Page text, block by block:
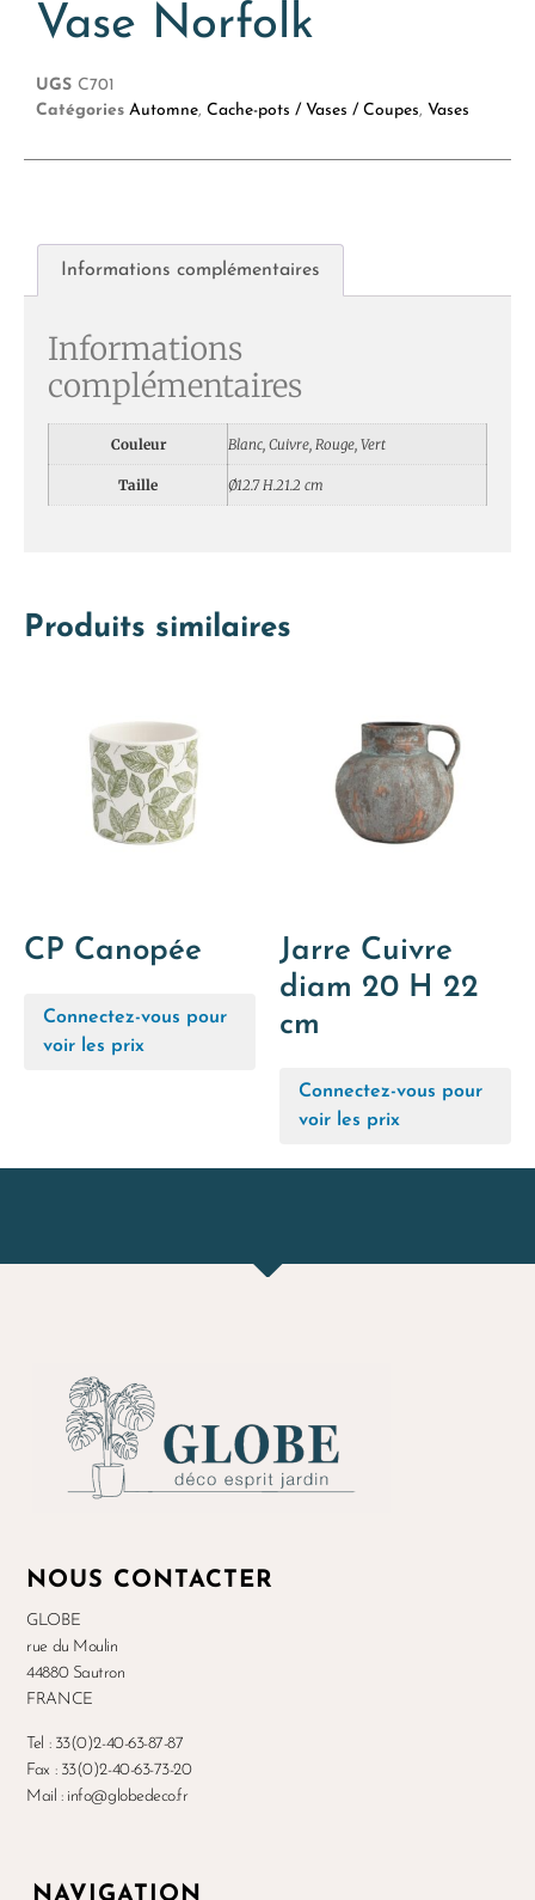
Produits similaires
CP Canopée
Connectez-vous pour
voir les prix
Jarre Cuivre
diam 20 H 22
cm
Connectez-vous pour
voir les prix
Vase Norfolk
UGS C701
Catégories Automne, Cache-pots / Vases / Coupes, Vases
Informations complémentaires
Informations
complémentaires
Couleur Blanc, Cuivre, Rouge, Vert
Taille Ø12.7 H.21.2 cm
NOUS CONTACTER
GLOBE
rue du Moulin
44880 Sautron
FRANCE
Tel : 33(0)2-40-63-87-87
Fax : 33(0)2-40-63-73-20
Mail : info@globedeco.fr